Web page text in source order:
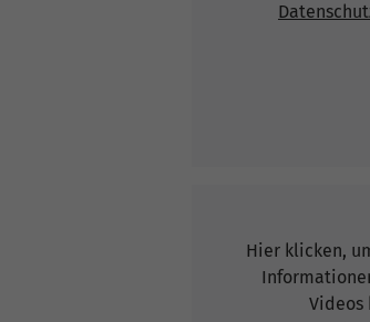
Hier klicken,
Videos